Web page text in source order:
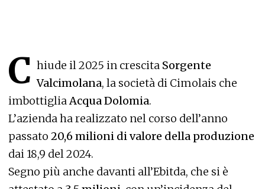
C hiude il 2025 in crescita Sorgente
Valcimolana, la società di Cimolais che
imbottigliaAcqua Dolomia.
L’azienda ha realizzato nel corso dell’anno
passato 20,6 milioni di valore della produzione
dai 18,9 del 2024.
Segno più anche davanti all’Ebitda, che si è